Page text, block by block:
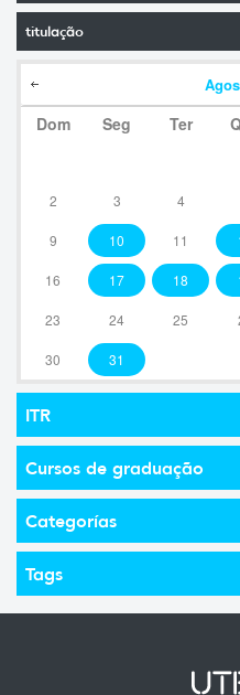
titulação
Dom Seg Ter
2 3 4
9 10 11
16 17 18
23 24 25
30 31
ITR
Cursos de graduação
Categorías
Tags